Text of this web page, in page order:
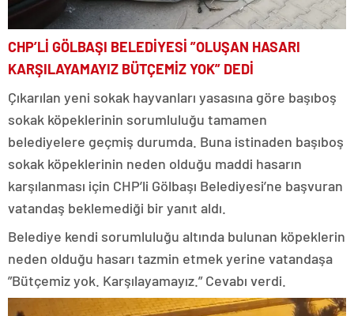
CHP’Lİ GÖLBAŞI BELEDİYESİ ”OLUŞAN HASARI
KARŞILAYAMAYIZ BÜTÇEMİZ YOK” DEDİ
Çıkarılan yeni sokak hayvanları yasasına göre başıboş
sokak köpeklerinin sorumluluğu tamamen
belediyelere geçmiş durumda. Buna istinaden başıboş
sokak köpeklerinin neden olduğu maddi hasarın
karşılanması için CHP’li Gölbaşı Belediyesi’ne başvuran
vatandaş beklemediği bir yanıt aldı.
Belediye kendi sorumluluğu altında bulunan köpeklerin
neden olduğu hasarı tazmin etmek yerine vatandaşa
”Bütçemiz yok. Karşılayamayız.” Cevabı verdi.